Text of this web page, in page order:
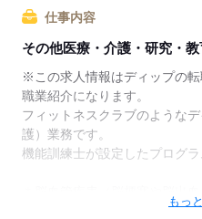
リアアドバイザーが入職ま
★ご利用メリット
日本最大級の求人情報の中
介｡
履歴書作成のアドバイスや
お給料、お休み、入職時
費用は一切かかりません。
仕事内容
その他医療・介護・研究・
※この求人情報はディップの
職業紹介になります。
フィットネスクラブのような
護）業務です。
機能訓練士が設定したプログ
ン病、整形外科的疾患などを
もっ